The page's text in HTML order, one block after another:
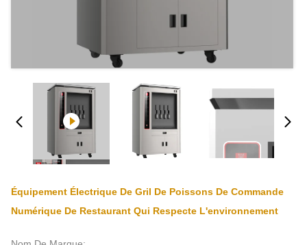
Équipement Électrique De Gril De Poissons De Commande
Numérique De Restaurant Qui Respecte L'environnement